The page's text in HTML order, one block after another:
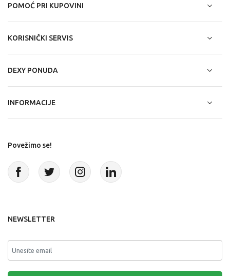
POMOĆ PRI KUPOVINI
KORISNIČKI SERVIS
DEXY PONUDA
INFORMACIJE
Povežimo se!
NEWSLETTER